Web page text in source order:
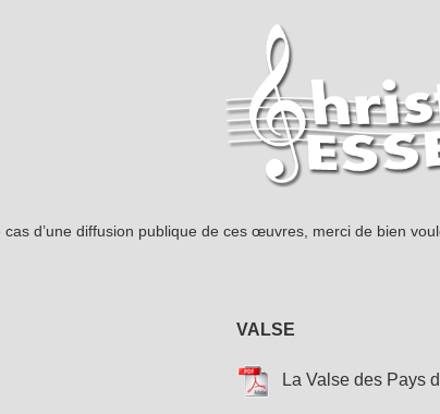
cas d’une diffusion publique de ces œuvres, merci de bien
VALSE
La Valse des Pays